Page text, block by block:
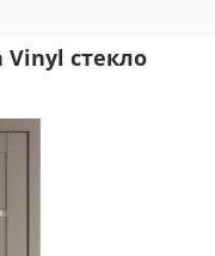
стекло